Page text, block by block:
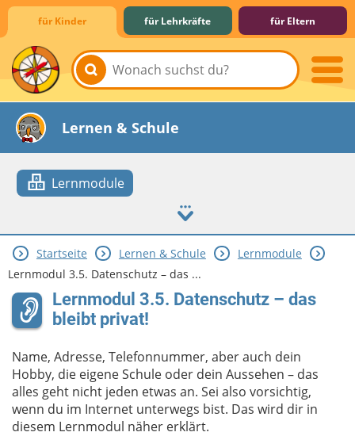
für Kinder für Lehrkräfte für Eltern
Lernen & Schule
Lernmodule
Hobby & Freizeit
Spiel & Spaß
Mitreden & Mitmachen
Startseite Lernen & Schule
Lernmodule
Lernmodul 3.5. Datenschutz – das ...
Lernmodul 3.5. Datenschutz – das
bleibt privat!
Name, Adresse, Telefonnummer, aber auch dein
Hobby, die eigene Schule oder dein Aussehen – das
alles geht nicht jeden etwas an. Sei also vorsichtig,
wenn du im Internet unterwegs bist. Das wird dir in
diesem Lernmodul näher erklärt.